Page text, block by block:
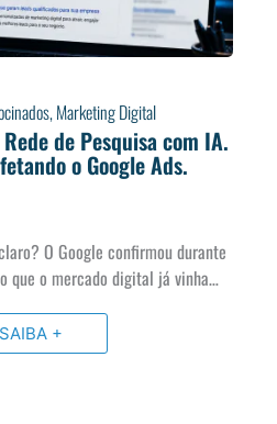
,Marketing Digital
de Pesquisa com IA.
o Google Ads.
O Google confirmou durante
que o mercado digital já vinha…
SAIBA +